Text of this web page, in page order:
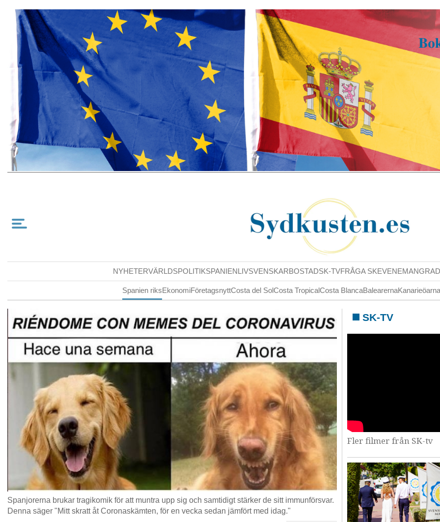
NYHETERVÄRLDSPOLITIKSPANIENLIVSVENSKARBOSTADSK-TVFRÅGA SKEVENEMANG
Spanien riksEkonomiFöretagsnyttCosta del SolCosta TropicalCosta BlancaBalearerna
Spanjorerna brukar tragikomik för att muntra upp sig och samtidigt stärker de sitt immunförsvar.
Denna säger "Mitt skratt åt Coronaskämten, för en vecka sedan jämfört med idag."
SK-TV
Fler filmer från SK-tv